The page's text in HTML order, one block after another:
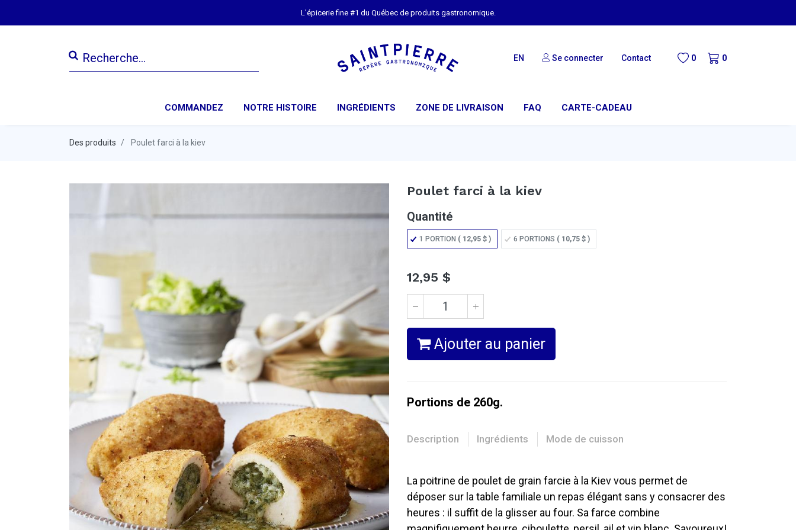
L'épicerie fine #1 du Québec de produits gastronomique.
EN Se connecter Contact 0 0
COMMANDEZ NOTRE HISTOIRE INGRÉDIENTS ZONE DE LIVRAISON FAQ CARTE-CADEAU
Des produits Poulet farci à la kiev
Poulet farci à la kiev
Quantité
1 PORTION ( 12,95 $ ) 6 PORTIONS ( 10,75 $ )
12,95 $
Ajouter au panier
Portions de 260g.
Description Ingrédients Mode de cuisson
La poitrine de poulet de grain farcie à la Kiev vous permet de
déposer sur la table familiale un repas élégant sans y consacrer des
heures : il suffit de la glisser au four. Sa farce combine